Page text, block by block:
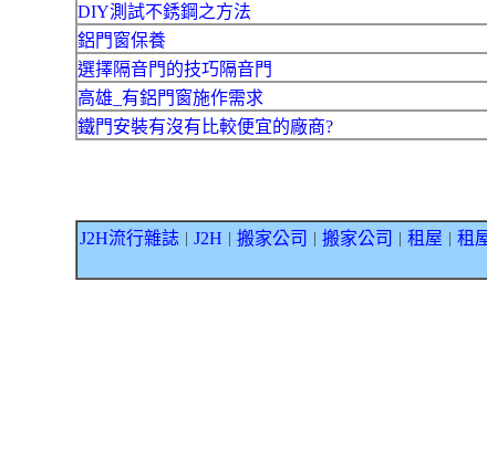
DIY測試不銹鋼之方法
鋁門窗保養
選擇隔音門的技巧隔音門
高雄_有鋁門窗施作需求
鐵門安裝有沒有比較便宜的廠商?
J2H流行雜誌｜ J2H 搬家公司 搬家公司 租屋 租